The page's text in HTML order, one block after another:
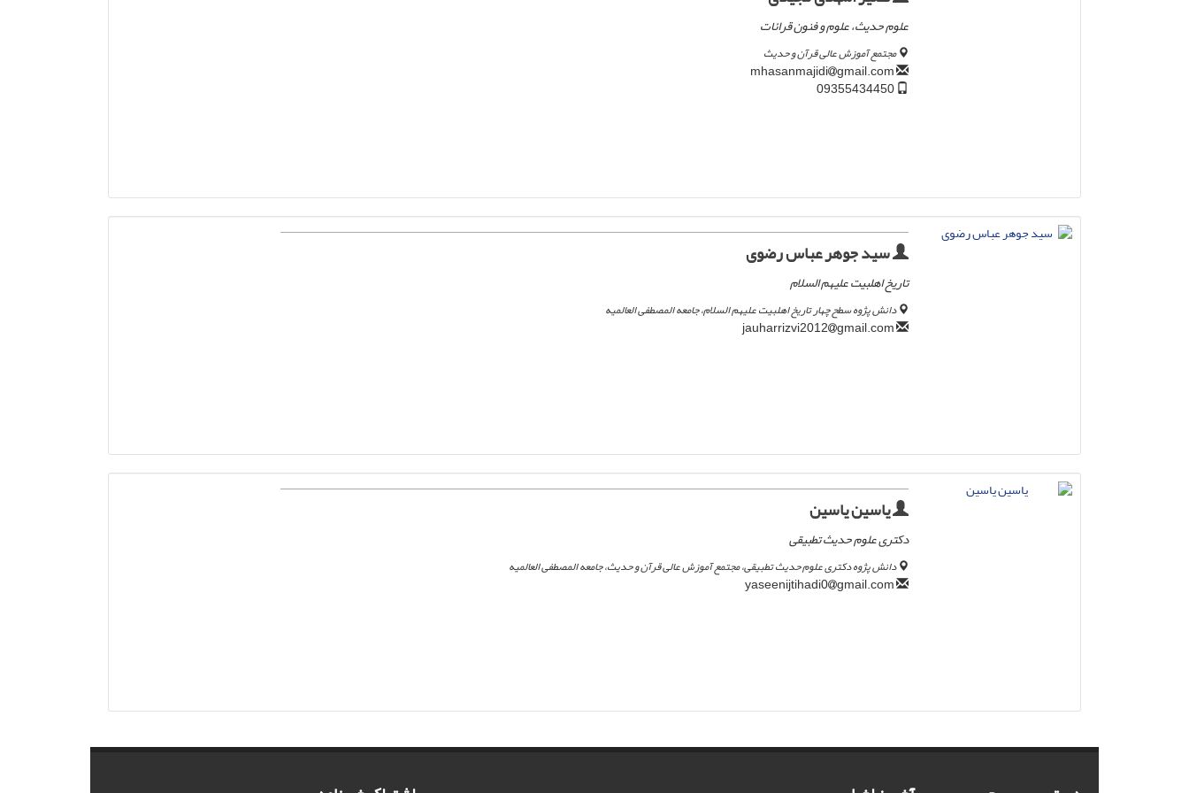
علوم حدیث، علوم و فنون قرائات
مجتمع آموزش عالی قرآن و حدیث
gmail.com
سید جوهر عباس رضوی
تاریخ اهلبیت علیهم السلام
دانش پژوه سطح چهار تاریخ اهلبیت علیهم السلام، جامعه المصطفی العالمیه
gmail.com
یاسین یاسین
دکتری علوم حدیث تطبیقی
دانش پژوه دکتری علوم حدیث تطبیقی، مجتمع آموزش عالی قرآن و حدیث، جامعه المصطفی العالمیه
gmail.com